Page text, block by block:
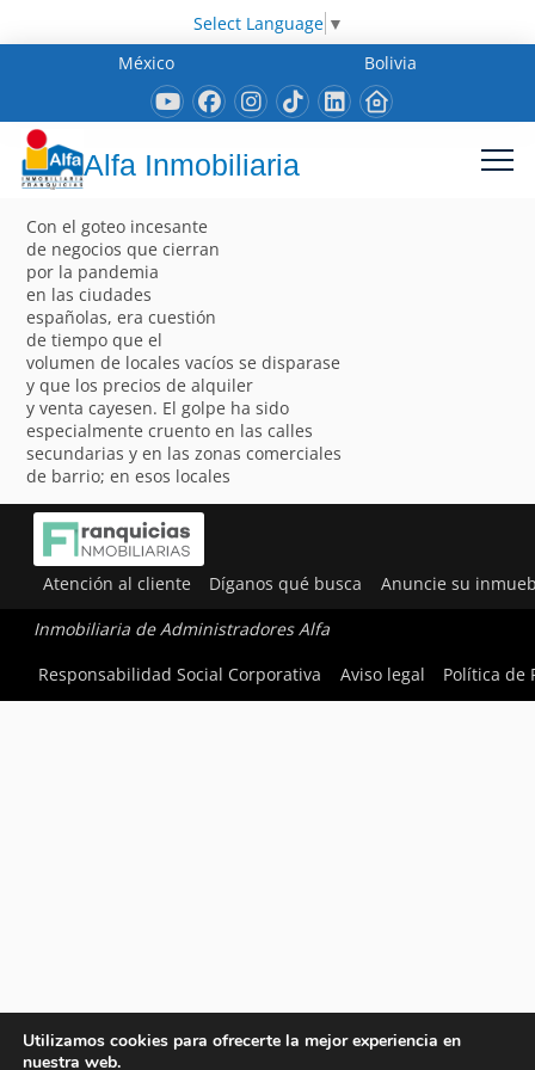
Select Language ▼
México
Bolivia
Alfa Inmobiliaria
Con el goteo incesante
de negocios que cierran
por la pandemia
en las ciudades
españolas, era cuestión
de tiempo que el
volumen de locales vacíos se disparase
y que los precios de alquiler
y venta cayesen. El golpe ha sido
especialmente cruento en las calles
secundarias y en las zonas comerciales
de barrio; en esos locales
Atención al cliente Díganos qué busca Anuncie su
Inmobiliaria de Administradores Alfa
Responsabilidad Social Corporativa
Aviso legal Política de
Utilizamos cookies para ofrecerte la mejor experiencia en
nuestra web.